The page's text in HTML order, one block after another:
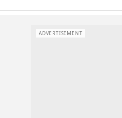
ADVERTISEMENT